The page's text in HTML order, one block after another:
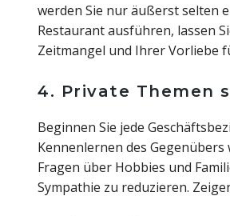
werden Sie nur äußerst selten
Restaurant ausführen, lassen
Zeitmangel und Ihrer Vorliebe
4. Private Themen
Beginnen Sie jede
Kennenlernen des
Fragen über Hobbies und
Sympathie zu reduzieren.